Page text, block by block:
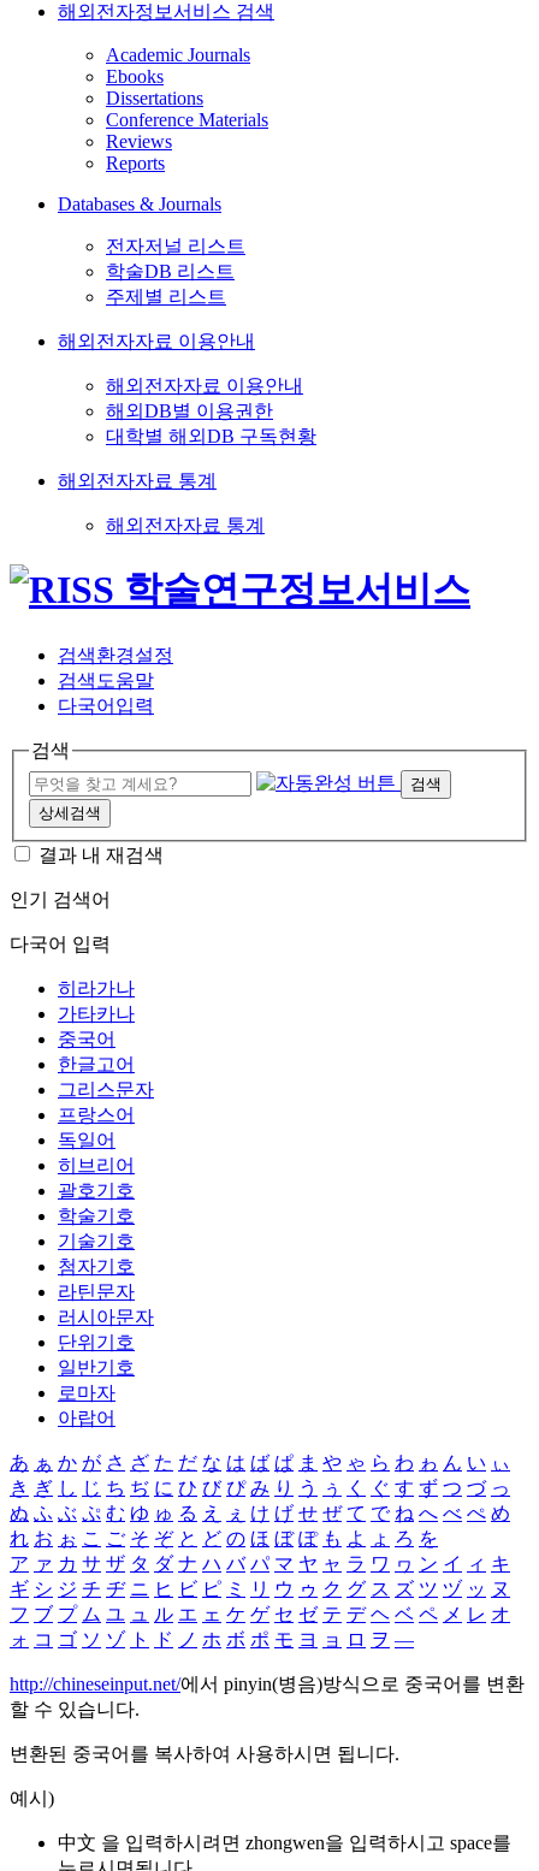
해외전자정보서비스 검색
Academic Journals
Ebooks
Dissertations
Conference Materials
Reviews
Reports
Databases & Journals
전자저널 리스트
학술DB 리스트
주제별 리스트
해외전자자료 이용안내
해외전자자료 이용안내
해외DB별 이용권한
대학별 해외DB 구독현황
해외전자자료 통계
해외전자자료 통계
검색환경설정
검색도움말
다국어입력
검색
검색
상세검색
결과 내 재검색
인기 검색어
다국어 입력
히라가나
가타카나
중국어
한글고어
그리스문자
프랑스어
독일어
히브리어
괄호기호
학술기호
기술기호
첨자기호
라틴문자
러시아문자
단위기호
일반기호
로마자
아랍어
あ ぁ か が さ ざ た だ な は ば ぱ ま や ゃ ら わ ゎ ん い ぃ
き ぎ し じ ち ぢ に ひ び ぴ み り う ぅ く ぐ す ず つ づ っ
ぬ ふ ぶ ぷ む ゆ ゅ る え ぇ け げ せ ぜ て で ね へ べ ぺ め
れ お ぉ こ ご そ ぞ と ど の ほ ぼ ぽ も よ ょ ろ を
ア ァ カ サ ザ タ ダ ナ ハ バ パ マ ヤ ャ ラ ワ ヮ ン イ ィ キ
ギ シ ジ チ ヂ ニ ヒ ビ ピ ミ リ ウ ゥ ク グ ス ズ ツ ヅ ッ ヌ
フ ブ プ ム ユ ュ ル エ ェ ケ ゲ セ ゼ テ デ ヘ ベ ペ メ レ オ
ォ コ ゴ ソ ゾ ト ド ノ ホ ボ ポ モ ヨ ョ ロ ヲ ―
http://chineseinput.net/에서 pinyin(병음)방식으로 중국어를 변환
할 수 있습니다.
변환된 중국어를 복사하여 사용하시면 됩니다.
예시)
中文 을 입력하시려면 zhongwen을 입력하시고 space를